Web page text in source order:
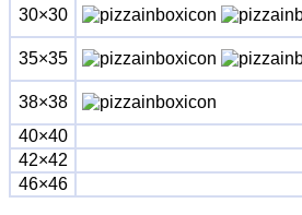
30×30
35×35
38×38
40×40
42×42
46×46